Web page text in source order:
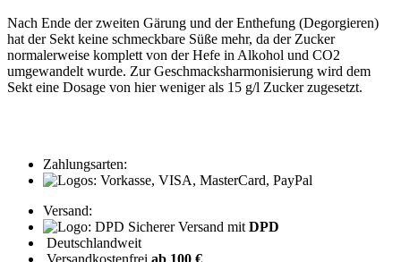
Nach Ende der zweiten Gärung und der Enthefung (Degorgieren)
hat der Sekt keine schmeckbare Süße mehr, da der Zucker
normalerweise komplett von der Hefe in Alkohol und CO2
umgewandelt wurde. Zur Geschmacksharmonisierung wird dem
Sekt eine Dosage von hier weniger als 15 g/l Zucker zugesetzt.
Zahlungsarten:
Versand:
Sicherer Versand mit DPD
Deutschlandweit
Versandkostenfrei ab 100 €